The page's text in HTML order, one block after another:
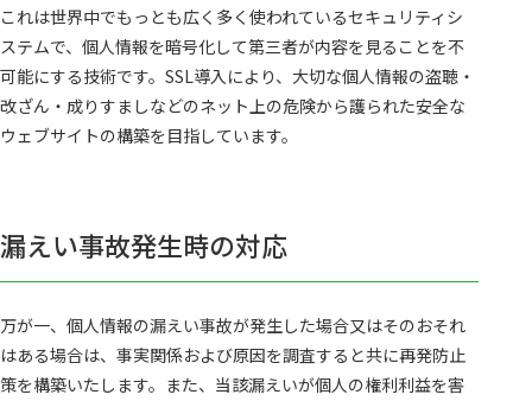
これは世界中でもっとも広く多く使われているセキュリティシ
ステムで、個人情報を暗号化して第三者が内容を見ることを不
可能にする技術です。SSL導入により、大切な個人情報の盗聴・
改ざん・成りすましなどのネット上の危険から護られた安全な
ウェブサイトの構築を目指しています。
漏えい事故発生時の対応
万が一、個人情報の漏えい事故が発生した場合又はそのおそれ
はある場合は、事実関係および原因を調査すると共に再発防止
策を構築いたします。また、当該漏えいが個人の権利利益を害